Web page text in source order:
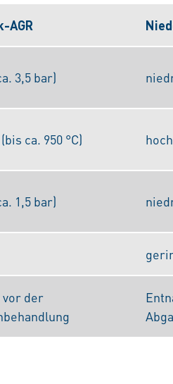
AGR
3,5 bar)
ca. 950 °C)
1,5 bar)
vor der